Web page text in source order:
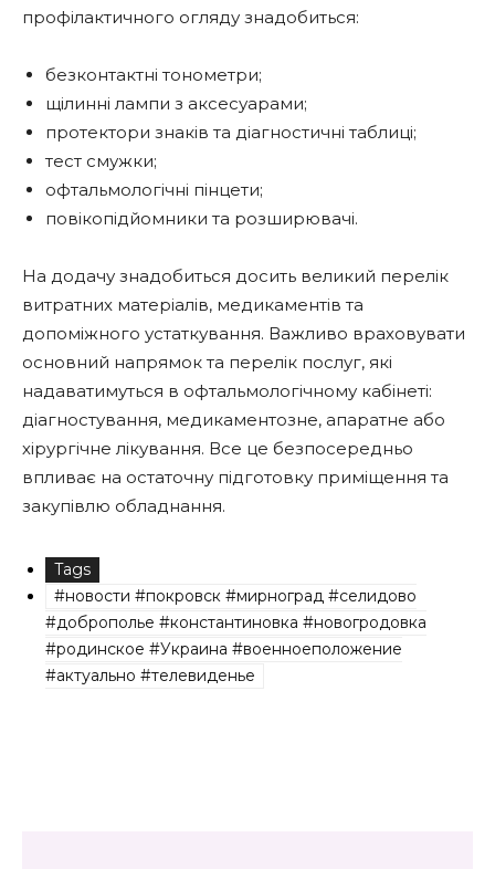
профілактичного огляду знадобиться:
безконтактні тонометри;
щілинні лампи з аксесуарами;
протектори знаків та діагностичні таблиці;
тест смужки;
офтальмологічні пінцети;
повікопідйомники та розширювачі.
На додачу знадобиться досить великий перелік
витратних матеріалів, медикаментів та
допоміжного устаткування. Важливо враховувати
основний напрямок та перелік послуг, які
надаватимуться в офтальмологічному кабінеті:
діагностування, медикаментозне, апаратне або
хірургічне лікування. Все це безпосередньо
впливає на остаточну підготовку приміщення та
закупівлю обладнання.
Tags
#новости #покровск #мирноград #селидово
#доброполье #константиновка #новогродовка
#родинское #Украина #военноеположение
#актуально #телевиденье